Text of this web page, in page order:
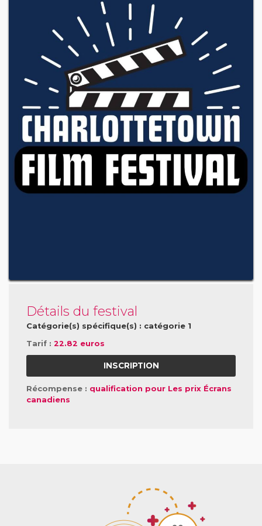
Détails du festival
Catégorie(s) spécifique(s) : catégorie 1
Tarif : 22.82 euros
INSCRIPTION
Récompense : qualification pour Les prix Écrans
canadiens